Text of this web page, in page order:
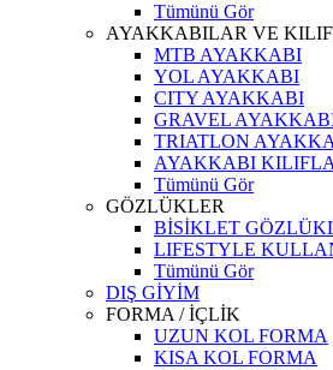
Tümünü Gör
AYAKKABILAR VE
MTB AYAKKABI
YOL AYAKKABI
CITY AYAKKABI
GRAVEL
TRIATLON
AYAKKABI
Tümünü Gör
GÖZLÜKLER
BİSİKLET
LIFESTYLE
Tümünü Gör
DIŞ GİYİM
FORMA / İÇLİK
UZUN KOL FORMA
KISA KOL FORMA